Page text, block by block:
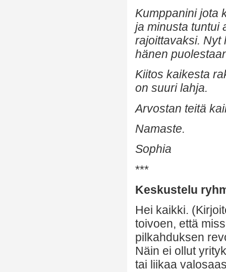
Kumppanini jota
ja minusta tuntui
rajoittavaksi. Nyt
hänen
Kiitos kaikesta
on suuri lahja.
Arvostan teitä
Namaste.
Sophia
***
Keskustelu
Hei kaikki.
toivoen, että
pilkahduksen
Näin ei ollut
tai liikaa